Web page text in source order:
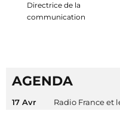
Directrice de la
communication
AGENDA
17 Avr Radio France et